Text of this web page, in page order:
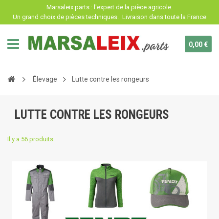
Marsaleix.parts : l'expert de la pièce agricole.
Un grand choix de pièces techniques. Livraison dans toute la France
0,00 €
Élevage Lutte contre les rongeurs
LUTTE CONTRE LES RONGEURS
Il y a 56 produits.
Panneau de gestion des cookies